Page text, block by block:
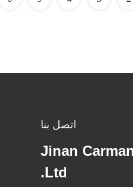
اتصل بنا
Jinan
Ltd.